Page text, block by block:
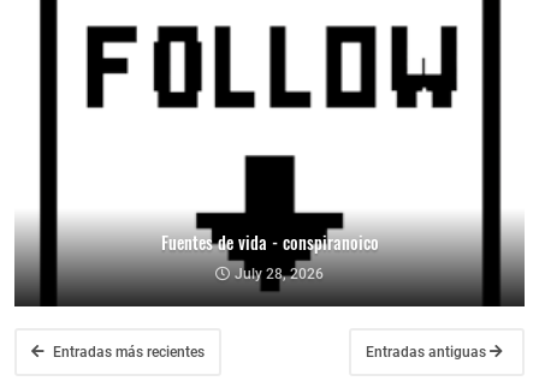
Fuentes de vida - conspiranoico
July 28, 2026
Entradas más recientes Entradas antiguas